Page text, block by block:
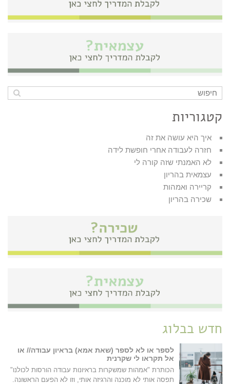
קטגוריות
איך היא עושה את זה
חזרה לעבודה אחרי חופשת לידה
לא האמנתי שזה קורה לי
עצמאית בהריון
קריירה ואמהות
שכירה בהריון
חדש בבלוג
לספר או לא לספר (שאת אמא) בראיון עבודה// או
אל תקראו לי שקרנית
הכותרת "אמהות שמשקרות בראיונות עבודה הורסות לכולנו"
תפסה אותי לא מוכנה והרגיזה אותי, וזו לא הפעם הראשונה.